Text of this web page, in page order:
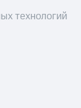
технологий